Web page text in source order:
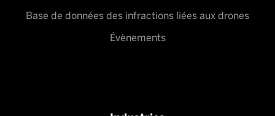
Base de données des infractions liées aux drones
Évènements